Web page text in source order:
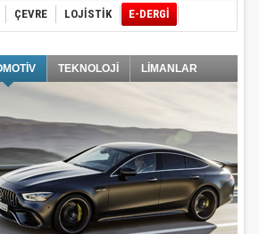
ÇEVRE LOJİSTİK E-DERGİ
TEKNOLOJİ LİMANLAR